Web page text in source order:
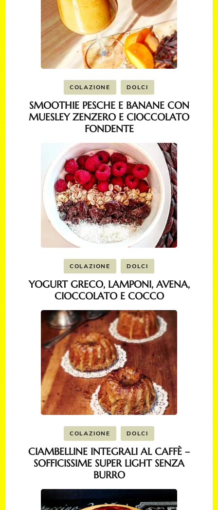
COLAZIONE DOLCI
SMOOTHIE PESCHE E BANANE CON
MUESLEY ZENZERO E CIOCCOLATO
FONDENTE
COLAZIONE DOLCI
YOGURT GRECO, LAMPONI, AVENA,
CIOCCOLATO E COCCO
COLAZIONE DOLCI
CIAMBELLINE INTEGRALI AL CAFFÈ –
SOFFICISSIME SUPER LIGHT SENZA
BURRO